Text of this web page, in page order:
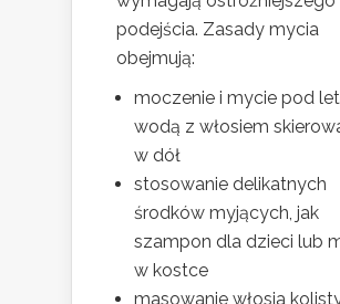
podejścia. Zasady mycia
obejmują:
moczenie i mycie pod
wodą z włosiem
w dół
stosowanie delikatnych
środków myjących, jak
szampon dla dzieci lub
w kostce
masowanie włosia